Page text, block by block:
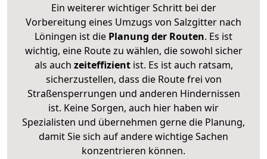
Ein weiterer wichtiger Schritt bei der
Vorbereitung eines Umzugs von Salzgitter nach
Löningen ist die Planung der Routen. Es ist
wichtig, eine Route zu wählen, die sowohl sicher
als auch zeiteffizientist. Es ist auch ratsam,
sicherzustellen, dass die Route frei von
Straßensperrungen und anderen Hindernissen
ist. Keine Sorgen, auch hier haben wir
Spezialisten und übernehmen gerne die Planung,
damit Sie sich auf andere wichtige Sachen
konzentrieren können.